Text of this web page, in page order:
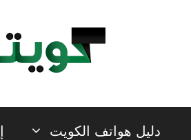
دليل هواتف الكويت